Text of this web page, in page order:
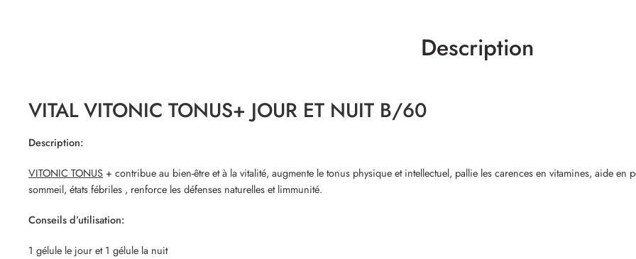
Description
VITAL VITONIC TONUS+ JOUR ET NUIT B/60
Description:
VITONIC TONUS + contribue au bien-être et à la vitalité, augmente le tonus physique et intellectuel, pallie les carences en vitamines, aide
sommeil, états fébriles , renforce les défenses naturelles et limmunité.
Conseils d’utilisation:
1 gélule le jour et 1 gélule la nuit